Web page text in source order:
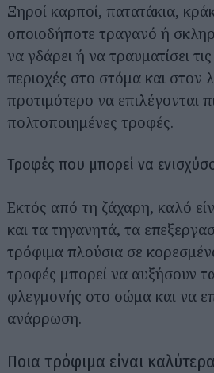
Ξηροί καρποί, πατατάκια,
οποιοδήποτε τραγανό ή
να γδάρει ή να τραυματίσει
περιοχές στο στόμα και στον
προτιμότερο να επιλέγονται
πολτοποιημένες τροφές.
Τροφές που μπορεί να
Εκτός από τη ζάχαρη, καλό
και τα τηγανητά, τα
τρόφιμα πλούσια σε
τροφές μπορεί να αυξήσουν
φλεγμονής στο σώμα και να
ανάρρωση.
Ποια τρόφιμα είναι